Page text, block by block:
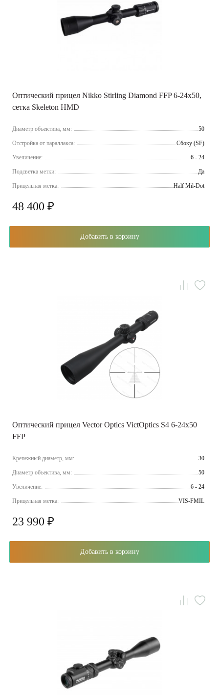
Оптический прицел Nikko Stirling Diamond FFP 6-24х50,
сетка Skeleton HMD
Диаметр объектива, мм: 50
Отстройка от параллакса: Сбоку (SF)
Увеличение: 6 - 24
Подсветка метки: Да
Прицельная метка: Half Mil-Dot
48 400 ₽
Добавить в корзину
Оптический прицел Vector Optics VictOptics S4 6-24x50
FFP
Крепежный диаметр, мм: 30
Диаметр объектива, мм: 50
Увеличение: 6 - 24
Прицельная метка: VIS-FMIL
23 990 ₽
Добавить в корзину